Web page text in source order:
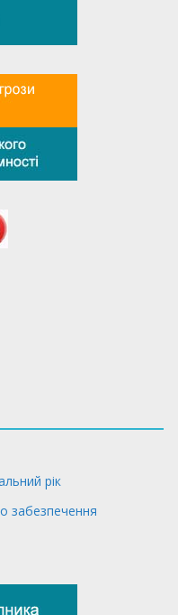
рік
забезпечення